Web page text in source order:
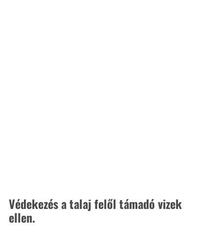
Védekezés a talaj felől támadó vizek
ellen.